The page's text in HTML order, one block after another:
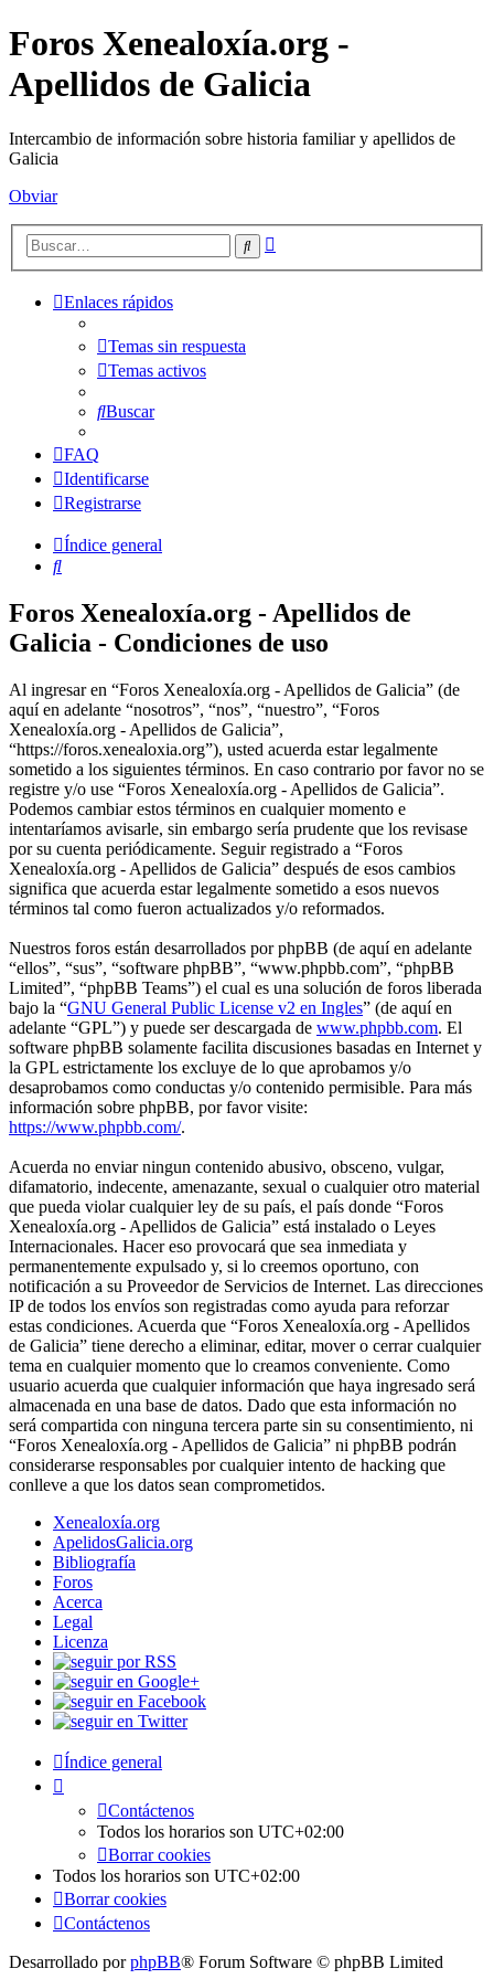
Foros Xenealoxía.org -
Apellidos de Galicia
Intercambio de información sobre historia familiar y apellidos de
Galicia
Obviar
Buscar
Enlaces rápidos
Temas sin respuesta
Temas activos
Buscar
FAQ
Identificarse
Registrarse
Índice general
Buscar
Foros Xenealoxía.org - Apellidos de
Galicia - Condiciones de uso
Al ingresar en “Foros Xenealoxía.org - Apellidos de Galicia” (de
aquí en adelante “nosotros”, “nos”, “nuestro”, “Foros
Xenealoxía.org - Apellidos de Galicia”,
“https://foros.xenealoxia.org”), usted acuerda estar legalmente
sometido a los siguientes términos. En caso contrario por favor no se
registre y/o use “Foros Xenealoxía.org - Apellidos de Galicia”.
Podemos cambiar estos términos en cualquier momento e
intentaríamos avisarle, sin embargo sería prudente que los revisase
por su cuenta periódicamente. Seguir registrado a “Foros
Xenealoxía.org - Apellidos de Galicia” después de esos cambios
significa que acuerda estar legalmente sometido a esos nuevos
términos tal como fueron actualizados y/o reformados.
Nuestros foros están desarrollados por phpBB (de aquí en adelante
“ellos”, “sus”, “software phpBB”, “www.phpbb.com”, “phpBB
Limited”, “phpBB Teams”) el cual es una solución de foros liberada
bajo la “GNU General Public License v2 en Ingles” (de aquí en
adelante “GPL”) y puede ser descargada de www.phpbb.com. El
software phpBB solamente facilita discusiones basadas en Internet y
la GPL estrictamente los excluye de lo que aprobamos y/o
desaprobamos como conductas y/o contenido permisible. Para más
información sobre phpBB, por favor visite:
https://www.phpbb.com/.
Acuerda no enviar ningun contenido abusivo, obsceno, vulgar,
difamatorio, indecente, amenazante, sexual o cualquier otro material
que pueda violar cualquier ley de su país, el país donde “Foros
Xenealoxía.org - Apellidos de Galicia” está instalado o Leyes
Internacionales. Hacer eso provocará que sea inmediata y
permanentemente expulsado y, si lo creemos oportuno, con
notificación a su Proveedor de Servicios de Internet. Las direcciones
IP de todos los envíos son registradas como ayuda para reforzar
estas condiciones. Acuerda que “Foros Xenealoxía.org - Apellidos
de Galicia” tiene derecho a eliminar, editar, mover o cerrar cualquier
tema en cualquier momento que lo creamos conveniente. Como
usuario acuerda que cualquier información que haya ingresado será
almacenada en una base de datos. Dado que esta información no
será compartida con ninguna tercera parte sin su consentimiento, ni
“Foros Xenealoxía.org - Apellidos de Galicia” ni phpBB podrán
considerarse responsables por cualquier intento de hacking que
conlleve a que los datos sean comprometidos.
Xenealoxía.org
ApelidosGalicia.org
Bibliografía
Foros
Acerca
Legal
Licenza
Índice general
Contáctenos
Todos los horarios son UTC+02:00
Borrar cookies
Todos los horarios son UTC+02:00
Borrar cookies
Contáctenos
Desarrollado porphpBB® Forum Software © phpBB Limited